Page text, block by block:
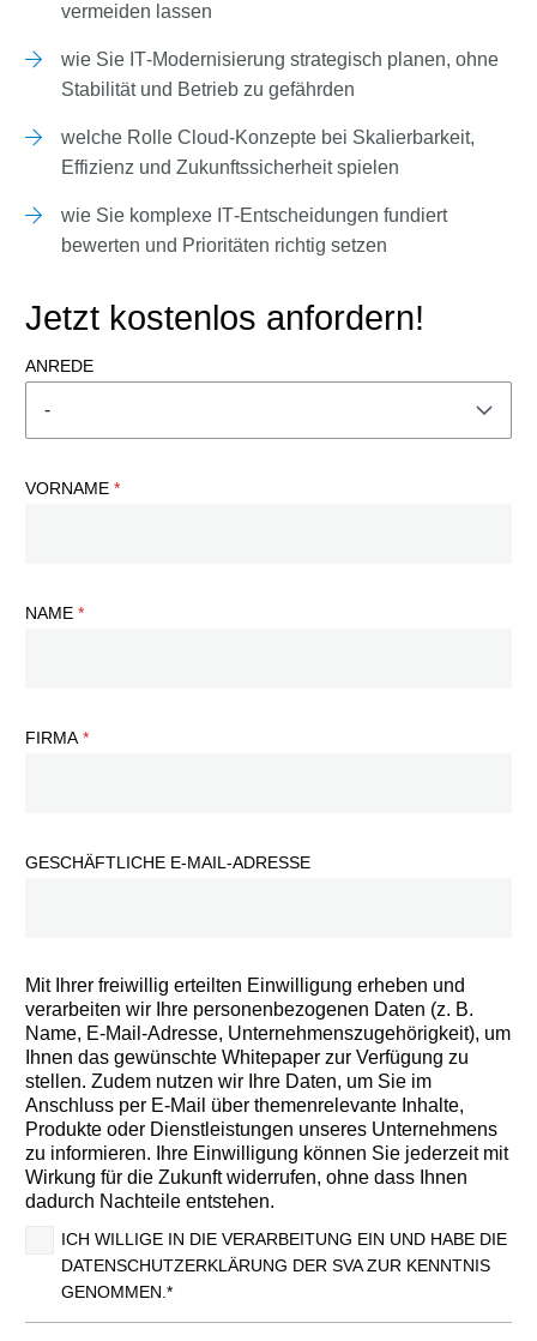
vermeiden lassen
wie Sie IT‑Modernisierung strategisch planen, ohne
Stabilität und Betrieb zu gefährden
welche Rolle Cloud‑Konzepte bei Skalierbarkeit,
Effizienz und Zukunftssicherheit spielen
wie Sie komplexe IT‑Entscheidungen fundiert
bewerten und Prioritäten richtig setzen
Jetzt kostenlos anfordern!
ANREDE
VORNAME
NAME
FIRMA
GESCHÄFTLICHE E-MAIL-ADRESSE
Mit Ihrer freiwillig erteilten Einwilligung erheben und
verarbeiten wir Ihre personenbezogenen Daten (z. B.
Name, E-Mail-Adresse, Unternehmenszugehörigkeit), um
Ihnen das gewünschte Whitepaper zur Verfügung zu
stellen. Zudem nutzen wir Ihre Daten, um Sie im
Anschluss per E-Mail über themenrelevante Inhalte,
Produkte oder Dienstleistungen unseres Unternehmens
zu informieren. Ihre Einwilligung können Sie jederzeit mit
Wirkung für die Zukunft widerrufen, ohne dass Ihnen
dadurch Nachteile entstehen.
ICH WILLIGE IN DIE VERARBEITUNG EIN UND HABE DIE
DATENSCHUTZERKLÄRUNG DER SVA ZUR KENNTNIS
GENOMMEN.*